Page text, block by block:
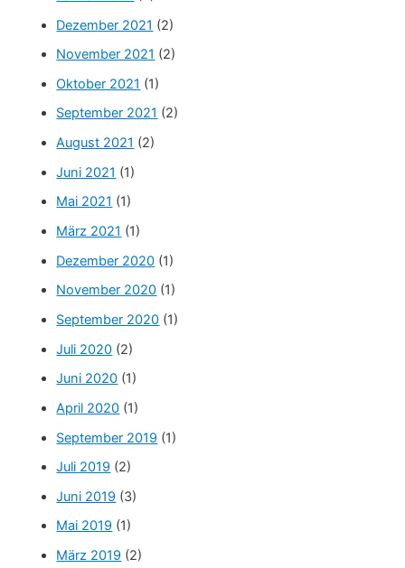
Dezember 2021 (2)
November 2021 (2)
Oktober 2021 (1)
September 2021 (2)
August 2021 (2)
Juni 2021 (1)
Mai 2021 (1)
März 2021 (1)
Dezember 2020 (1)
November 2020 (1)
September 2020 (1)
Juli 2020 (2)
Juni 2020 (1)
April 2020 (1)
September 2019 (1)
Juli 2019 (2)
Juni 2019 (3)
Mai 2019 (1)
März 2019 (2)